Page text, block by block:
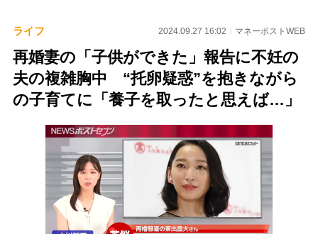
ライフ 2024.09.27 16:02 マネーポストWEB
再婚妻の「子供ができた」報告に不妊の
夫の複雑胸中 “托卵疑惑”を抱きながら
の子育てに「養子を取ったと思えば…」